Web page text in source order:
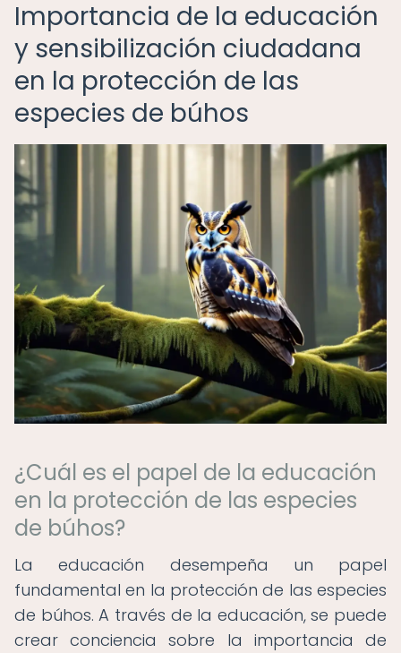
Importancia de la educación
y sensibilización ciudadana
en la protección de las
especies de búhos
¿Cuál es el papel de la educación
en la protección de las especies
de búhos?
La educación desempeña un papel
fundamental en la protección de las especies
de búhos. A través de la educación, se puede
crear conciencia sobre la importancia de